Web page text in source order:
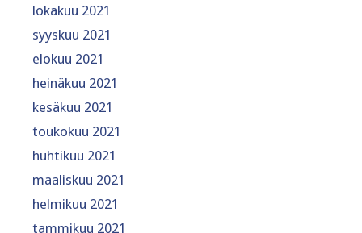
lokakuu 2021
syyskuu 2021
elokuu 2021
heinäkuu 2021
kesäkuu 2021
toukokuu 2021
huhtikuu 2021
maaliskuu 2021
helmikuu 2021
tammikuu 2021